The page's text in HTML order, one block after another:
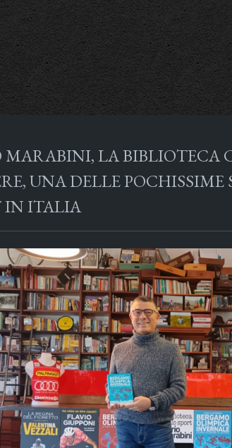
MARABINI, LA BIBLIOTECA
UNA DELLE
IN ITALIA